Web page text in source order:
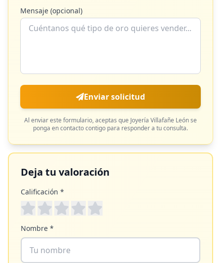
Mensaje (opcional)
Enviar solicitud
Al enviar este formulario, aceptas que Joyería Villafañe Leónse
ponga en contacto contigo para responder a tu consulta.
Deja tu valoración
Calificación *
Nombre *